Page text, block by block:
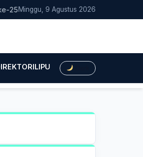
Demokrat Bali Lakukan Aksi Nyata
Minggu, 9 Agustus 2026
LIPUTAN HUKUMLIPUTAN